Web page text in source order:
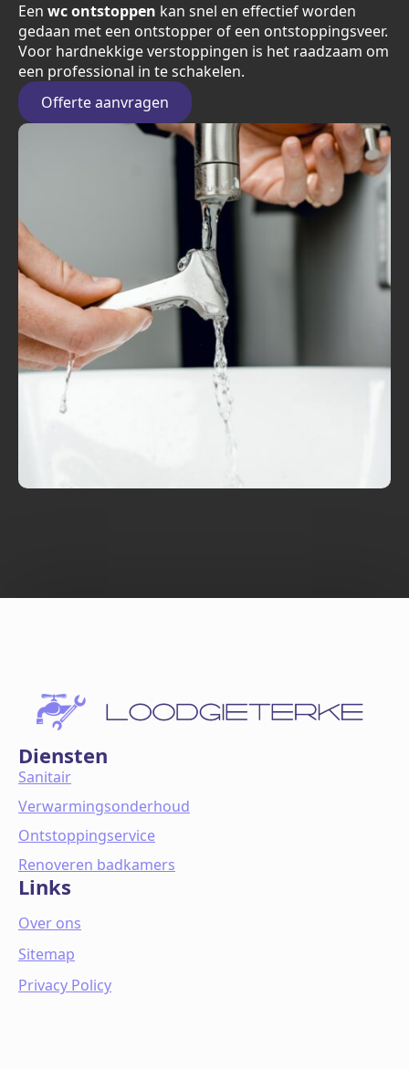
Een wc ontstoppen kan snel en effectief worden
gedaan met een ontstopper of een ontstoppingsveer.
Voor hardnekkige verstoppingen is het raadzaam om
een professional in te schakelen.
Offerte aanvragen
Diensten
Sanitair
Verwarmingsonderhoud
Ontstoppingservice
Renoveren badkamers
Links
Over ons
Sitemap
Privacy Policy